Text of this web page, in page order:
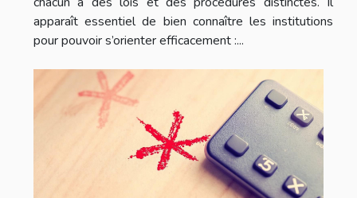
apparaît essentiel de bien connaître les institutions
pour pouvoir s’orienter efficacement :...